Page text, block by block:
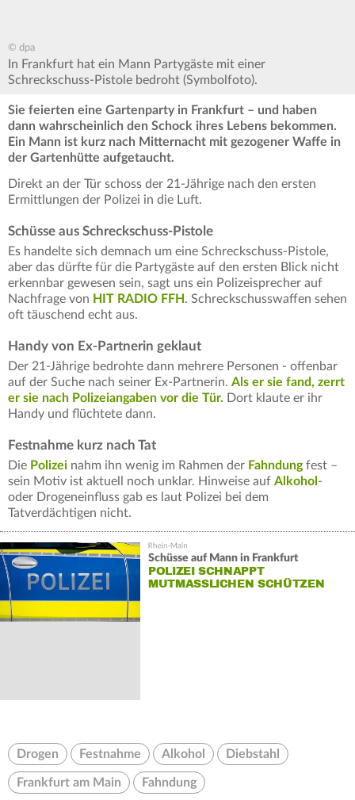
© dpa
In Frankfurt hat ein Mann Partygäste mit einer
Schreckschuss-Pistole bedroht (Symbolfoto).
Sie feierten eine Gartenparty in Frankfurt – und haben
dann wahrscheinlich den Schock ihres Lebens bekommen.
Ein Mann ist kurz nach Mitternacht mit gezogener Waffe in
der Gartenhütte aufgetaucht.
Direkt an der Tür schoss der 21-Jährige nach den ersten
Ermittlungen der Polizei in die Luft.
Schüsse aus Schreckschuss-Pistole
Es handelte sich demnach um eine Schreckschuss-Pistole,
aber das dürfte für die Partygäste auf den ersten Blick nicht
erkennbar gewesen sein, sagt uns ein Polizeisprecher auf
Nachfrage von HIT RADIO FFH . Schreckschusswaffen sehen
oft täuschend echt aus.
Handy von Ex-Partnerin geklaut
Der 21-Jährige bedrohte dann mehrere Personen - offenbar
auf der Suche nach seiner Ex-Partnerin. Als er sie fand, zerrt
er sie nach Polizeiangaben vor die Tür. Dort klaute er ihr
Handy und flüchtete dann.
Festnahme kurz nach Tat
Die Polizei nahm ihn wenig im Rahmen der Fahndungfest –
sein Motiv ist aktuell noch unklar. Hinweise auf Alkohol -
oder Drogeneinfluss gab es laut Polizei bei dem
Tatverdächtigen nicht.
Schüsse auf Mann in Frankfurt
POLIZEI SCHNAPPT
MUTMASSLICHEN SCHÜTZEN
Drogen Festnahme Alkohol Diebstahl
Frankfurt am Main Fahndung